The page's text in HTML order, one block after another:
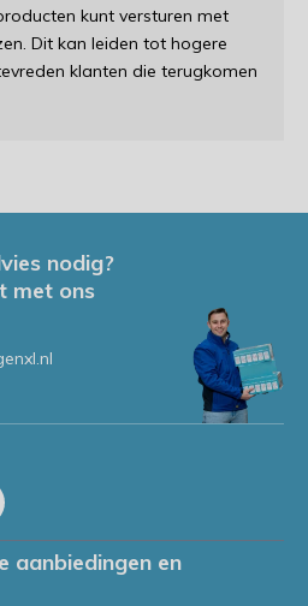
kunt versturen met
Dit kan leiden tot hogere
klanten die terugkomen
nodig?
met ons
aanbiedingen en